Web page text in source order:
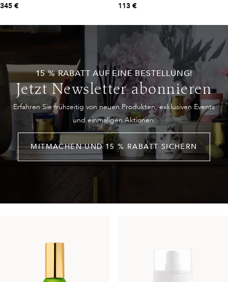
345 €
113 €
15 % RABATT AUF EINE BESTELLUNG!
Jetzt Newsletter abonnieren
Erfahren Sie frühzeitig von neuen Produkten, exklusiven Events
und einmaligen Aktionen.
MITMACHEN UND 15 % RABATT SICHERN